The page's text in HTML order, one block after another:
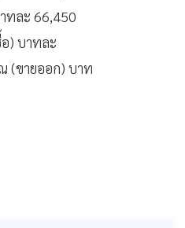
ทละ 66,450
) บาทละ
(ขายออก) บาท